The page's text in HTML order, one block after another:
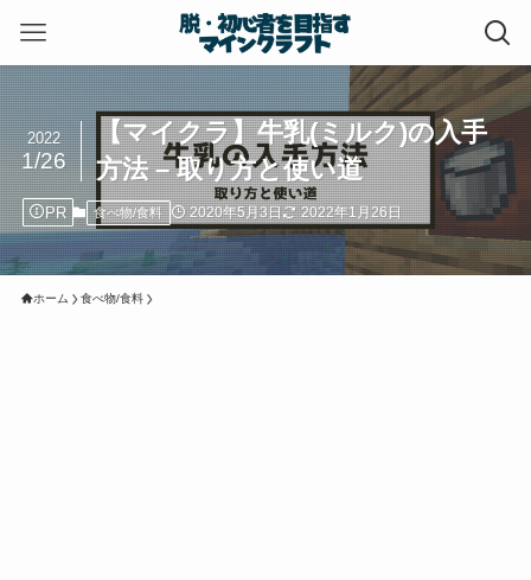
【マイクラ】牛乳(ミルク)の入手
方法 – 取り方と使い道
2022
1/26
PR 食べ物/食料 2020年5月3日 2022年1月26日
ホーム 食べ物/食料